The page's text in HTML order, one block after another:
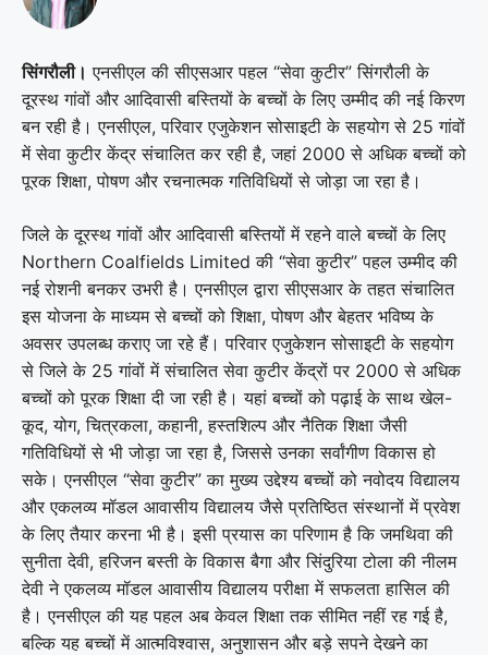
सिंगरौली। एनसीएल की सीएसआर पहल “सेवा कुटीर”सिंगरौली के
दूरस्थ गांवों और आदिवासी बस्तियों के बच्चों के लिए उम्मीद की नई किरण
बन रही है। एनसीएल, परिवार एजुकेशन सोसाइटी के सहयोग से 25 गांवों
में सेवा कुटीर केंद्र संचालित कर रही है, जहां 2000 से अधिक बच्चों को
पूरक शिक्षा, पोषण और रचनात्मक गतिविधियों से जोड़ा जा रहा है।
जिले के दूरस्थ गांवों और आदिवासी बस्तियों में रहने वाले बच्चों के लिए
Northern Coalfields Limited की “सेवा कुटीर” पहल उम्मीद की
नई रोशनी बनकर उभरी है। एनसीएल द्वारा सीएसआर के तहत संचालित
इस योजना के माध्यम से बच्चों को शिक्षा, पोषण और बेहतर भविष्य के
अवसर उपलब्ध कराए जा रहे हैं। परिवार एजुकेशन सोसाइटी के सहयोग
से जिले के 25 गांवों में संचालित सेवा कुटीर केंद्रों पर 2000 से अधिक
बच्चों को पूरक शिक्षा दी जा रही है। यहां बच्चों को पढ़ाई के साथ खेल-
कूद, योग, चित्रकला, कहानी, हस्तशिल्प और नैतिक शिक्षा जैसी
गतिविधियों से भी जोड़ा जा रहा है, जिससे उनका सर्वांगीण विकास हो
सके। एनसीएल “सेवा कुटीर” का मुख्य उद्देश्य बच्चों को नवोदय विद्यालय
और एकलव्य मॉडल आवासीय विद्यालय जैसे प्रतिष्ठित संस्थानों में प्रवेश
के लिए तैयार करना भी है। इसी प्रयास का परिणाम है कि जमथिवा की
सुनीता देवी, हरिजन बस्ती के विकास बैगा और सिंदुरिया टोला की नीलम
देवी ने एकलव्य मॉडल आवासीय विद्यालय परीक्षा में सफलता हासिल की
है। एनसीएल की यह पहल अब केवल शिक्षा तक सीमित नहीं रह गई है,
बल्कि यह बच्चों में आत्मविश्वास, अनुशासन और बड़े सपने देखने का